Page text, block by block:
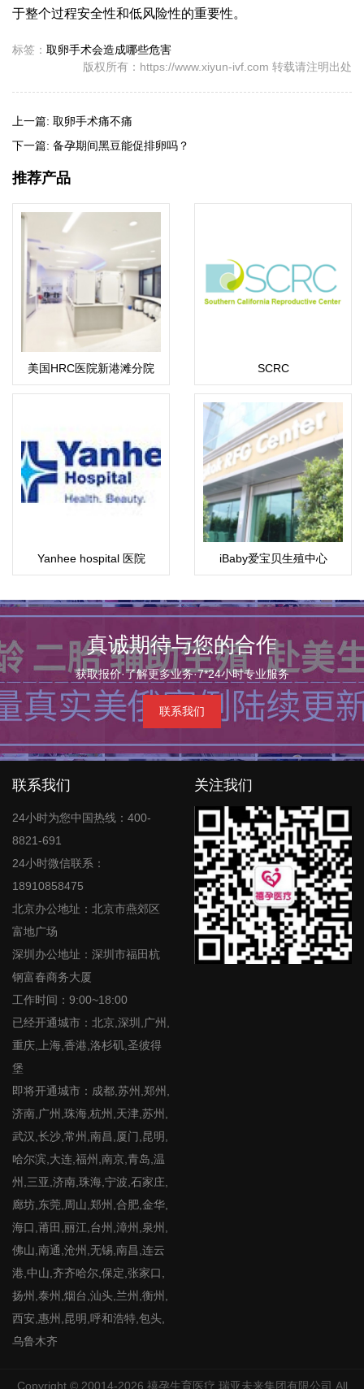
于整个过程安全性和低风险性的重要性。
标签： 取卵手术会造成哪些危害
版权所有：https://www.xiyun-ivf.com 转载请注明出处
上一篇: 取卵手术痛不痛
下一篇: 备孕期间黑豆能促排卵吗？
推荐产品
美国HRC医院新港滩分院 SCRC
Yanhee hospital 医院 iBaby爱宝贝生殖中心
真诚期待与您的合作
获取报价·了解更多业务·7*24小时专业服务
联系我们
联系我们
24小时为您中国热线：400-
8821-691
24小时微信联系：
18910858475
北京办公地址：北京市燕郊区
富地广场
深圳办公地址：深圳市福田杭
钢富春商务大厦
工作时间：9:00~18:00
已经开通城市：北京,深圳,广州,
重庆,上海,香港,洛杉矶,圣彼得
堡
即将开通城市：成都,苏州,郑州,
济南,广州,珠海,杭州,天津,苏州,
武汉,长沙,常州,南昌,厦门,昆明,
哈尔滨,大连,福州,南京,青岛,温
州,三亚,济南,珠海,宁波,石家庄,
廊坊,东莞,周山,郑州,合肥,金华,
海口,莆田,丽江,台州,漳州,泉州,
佛山,南通,沧州,无锡,南昌,连云
港,中山,齐齐哈尔,保定,张家口,
扬州,泰州,烟台,汕头,兰州,衡州,
西安,惠州,昆明,呼和浩特,包头,
乌鲁木齐
关注我们
Copyright © 20014-2026 禧孕生育医疗 瑞亚未来集团有限公司 All